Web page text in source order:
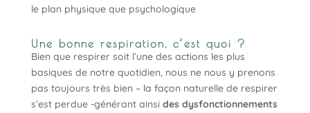
le plan physique que psychologique
Une bonne respiration, c’est quoi ?
Bien que respirer soit l’une des actions les plus
basiques de notre quotidien, nous ne nous y prenons
pas toujours très bien – la façon naturelle de respirer
s’est perdue -générant ainsi des dysfonctionnements